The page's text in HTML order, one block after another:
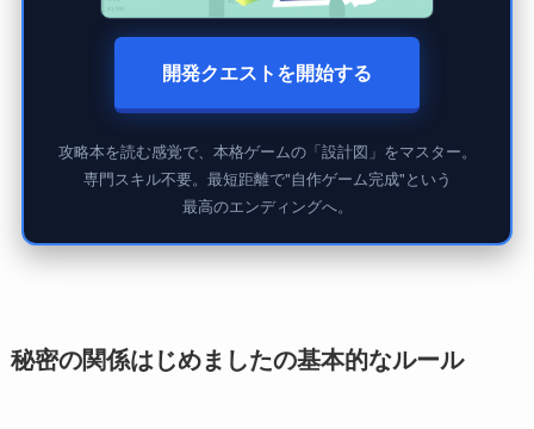
開発クエストを開始する
攻略本を読む感覚で、本格ゲームの「設計図」をマスター。
専門スキル不要。最短距離で"自作ゲーム完成"という
最高のエンディングへ。
秘密の関係はじめましたの基本的なルール